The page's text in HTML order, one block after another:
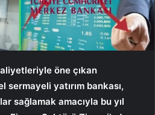
öne çıkan
sermayeli yatırım bankası,
sağlamak amacıyla bu yıl